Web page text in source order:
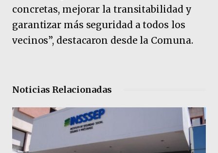
concretas, mejorar la transitabilidad y
garantizar más seguridad a todos los
vecinos”, destacaron desde la Comuna.
Noticias Relacionadas